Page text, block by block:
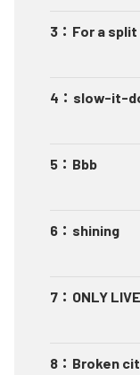
3 ： For a
4 ： slow-it-
5 ： Bbb
6 ： shining
7 ： ONLY
8 ： Broken